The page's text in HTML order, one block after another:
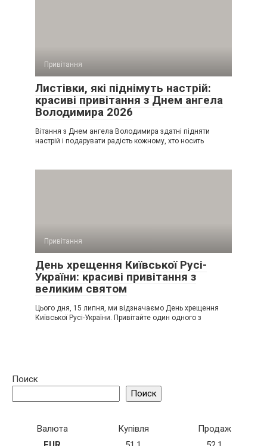
Привітання
Листівки, які піднімуть настрій:
красиві привітання з Днем ангела
Володимира 2026
Вітання з Днем ангела Володимира здатні підняти
настрій і подарувати радість кожному, хто носить
Привітання
День хрещення Київської Русі-
України: красиві привітання з
великим святом
Цього дня, 15 липня, ми відзначаємо День хрещення
Київської Русі-України. Привітайте один одного з
Поиск
Поиск
Валюта Купівля
Продаж